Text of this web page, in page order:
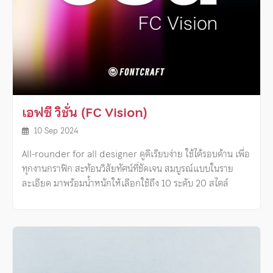
เอฟซี วิชั่น (FC Vision)
10 Sep 2024
All-rounder for all designer ดูดีเรียบง่าย ใช้ได้รอบด้าน เพื่อ
ทุกงานกราฟิก สะท้อนวิสัยทัศน์ที่ชัดเจน สมบูรณ์แบบในราย
ละเอียด มาพร้อมน้ำหนักให้เลือกใช้ถึง 10 ระดับ 20 สไตล์